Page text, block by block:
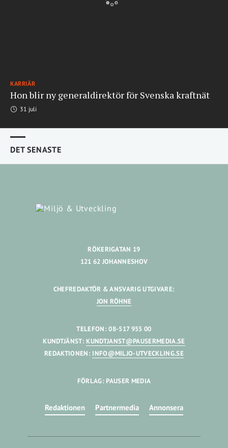
KARRIÄR
Hon blir ny generaldirektör för Svenska kraftnät
31 juli
DET SENASTE
RÖKERIGATAN 19
121 62 JOHANNESHOV
CHEFREDAKTÖR & ANSVARIG UTGIVARE:
JON RÖHNE
TELEFON: 08-517 955 00
KUNDTJÄNST: KUNDTJANST@PAUSERMEDIA.SE
REDAKTIONEN: INFO@MILJO-UTVECKLING.SE
FÖRLAG: PAUSER MEDIA
Redaktionen Partnermedia Annonsera